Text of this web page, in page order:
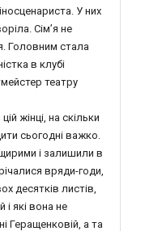
У них
Сім’я не
Головним стала
в клубі
театру
жінці, на скільки
сьогодні важко.
і залишили в
вряди-годи,
десятків листів,
які вона не
Геращенковій, а та